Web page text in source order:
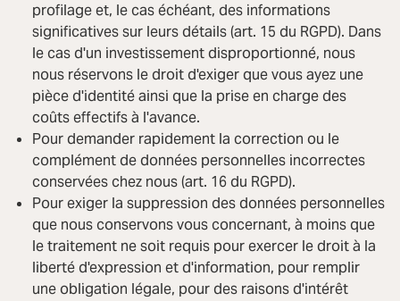
profilage et, le cas échéant, des informations
significatives sur leurs détails (art. 15 du RGPD). Dans
le cas d'un investissement disproportionné, nous
nous réservons le droit d'exiger que vous ayez une
pièce d'identité ainsi que la prise en charge des
coûts effectifs à l'avance.
Pour demander rapidement la correction ou le
complément de données personnelles incorrectes
conservées chez nous (art. 16 du RGPD).
Pour exiger la suppression des données personnelles
que nous conservons vous concernant, à moins que
le traitement ne soit requis pour exercer le droit à la
liberté d'expression et d'information, pour remplir
une obligation légale, pour des raisons d'intérêt